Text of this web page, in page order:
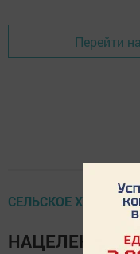
Перейти
СЕЛЬСКОЕ
НАЦЕЛЕНЫ НА